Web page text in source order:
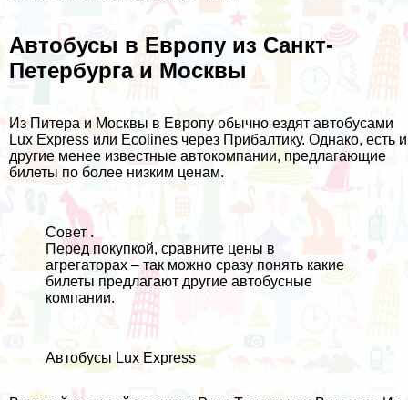
Автобусы в Европу из Санкт-
Петербурга и Москвы
Из Питера и Москвы в Европу обычно ездят автобусами
Lux Express или Ecolines через Прибалтику. Однако, есть и
другие менее известные автокомпании, предлагающие
билеты по более низким ценам.
Совет .
Перед покупкой, сравните цены в
агрегаторах – так можно сразу понять какие
билеты предлагают другие автобусные
компании.
Автобусы Lux Express